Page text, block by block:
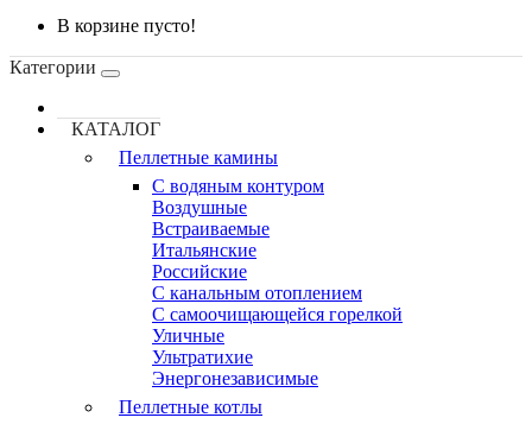
В корзине пусто!
Категории
КАТАЛОГ
Пеллетные камины
C водяным контуром
Воздушные
Встраиваемые
Итальянские
Российские
С канальным отоплением
С самоочищающейся горелкой
Уличные
Ультратихие
Энергонезависимые
Пеллетные котлы